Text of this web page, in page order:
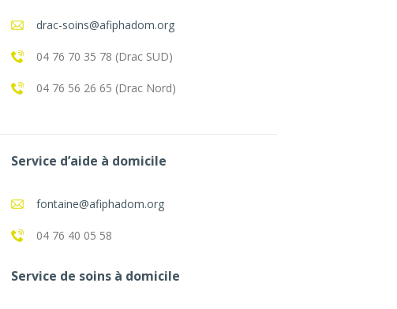
drac-soins@afiphadom.org
04 76 70 35 78 (Drac SUD)
04 76 56 26 65 (Drac Nord)
Service d’aide à domicile
fontaine@afiphadom.org
04 76 40 05 58
Service de soins à domicile